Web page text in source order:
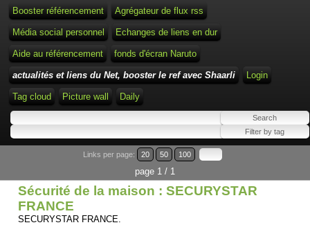
Booster référencement Agrégateur de flux rss
Média social personnel Echanges de liens en dur
Aide au référencement fonds d'écran Naruto
actualités et liens du Net, booster le ref avec Shaarli Login
Tag cloud Picture wall Daily
Links per page: 20 50 100
page 1 / 1
Sécurité de la maison : SECURYSTAR
FRANCE
SECURYSTAR FRANCE.